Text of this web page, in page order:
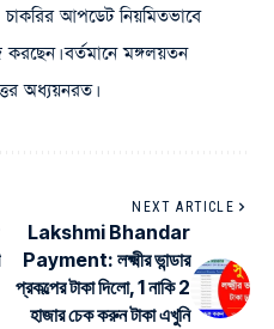
চাকরির আপডেট নিয়মিতভাবে
বর্তমানে মঙ্গলয়তন
অধ্যয়নরত।
NEXT ARTICLE
Lakshmi Bhandar
Payment: লক্ষ্মীর ভান্ডার
প্রকল্পের টাকা দিলো, 1 নাকি 2
হাজার চেক করুন টাকা এখুনি